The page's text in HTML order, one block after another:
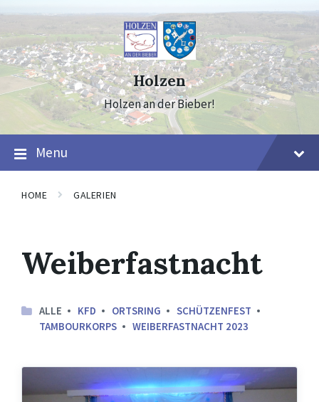
to
content
to
navigation
to
footer
Holzen
Holzen an der Bieber!
Menu
HOME GALERIEN
Weiberfastnacht
ALLE KFD ORTSRING
SCHÜTZENFEST
TAMBOURKORPS
WEIBERFASTNACHT 2023